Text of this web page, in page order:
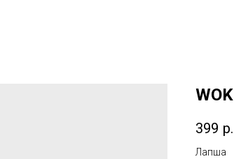
WOK
399 р.
Лапша